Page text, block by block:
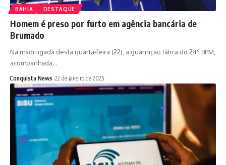
BAHIA DESTAQUE
Homem é preso por furto em agência bancária de
Brumado
Na madrugada desta quarta-feira (22), a guarnição tática do 24º BPM,
acompanhada…
Conquista News 22 de janeiro de 2025